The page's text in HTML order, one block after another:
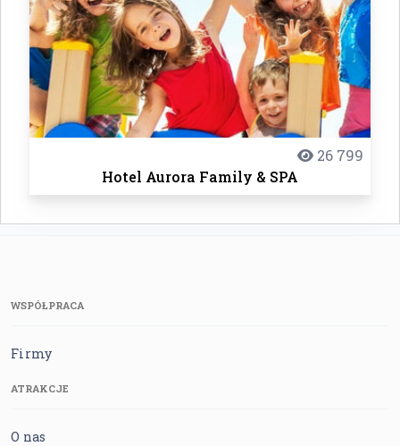
26 799
Hotel Aurora Family & SPA
WSPÓŁPRACA
Firmy
ATRAKCJE
O nas